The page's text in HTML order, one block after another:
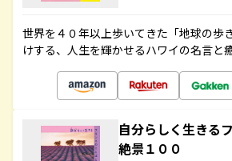
世界を４０年以上歩いてきた「地球の歩
けする、人生を輝かせるハワイの名言と
自分らしく生きる
絶景１００